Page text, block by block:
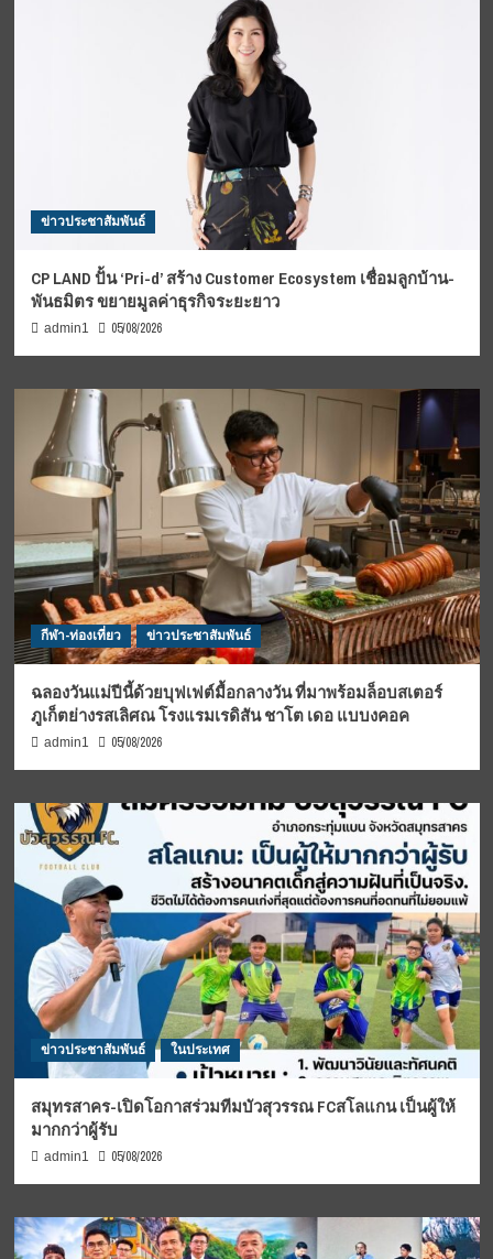
ข่าวประชาสัมพันธ์
CP LAND ปั้น ‘Pri-d’ สร้าง Customer Ecosystem เชื่อมลูกบ้าน-
พันธมิตร ขยายมูลค่าธุรกิจระยะยาว
admin1 05/08/2026
กีฬา-ท่องเที่ยว ข่าวประชาสัมพันธ์
ฉลองวันแม่ปีนี้ด้วยบุฟเฟต์มื้อกลางวัน ที่มาพร้อมล็อบสเตอร์
ภูเก็ตย่างรสเลิศณ โรงแรมเรดิสัน ชาโต เดอ แบบงคอค
admin1 05/08/2026
ข่าวประชาสัมพันธ์ ในประเทศ
สมุทรสาคร-เปิดโอกาสร่วมทีมบัวสุวรรณ FCสโลแกน เป็นผู้ให้
มากกว่าผู้รับ
admin1 05/08/2026